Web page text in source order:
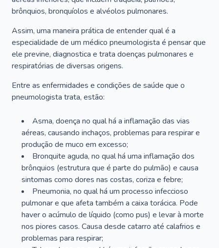
brônquios, bronquíolos e alvéolos pulmonares.
Assim, uma maneira prática de entender qual é a
especialidade de um médico pneumologista é pensar que
ele previne, diagnostica e trata doenças pulmonares e
respiratórias de diversas origens.
Entre as enfermidades e condições de saúde que o
pneumologista trata, estão:
Asma, doença no qual há a inflamação das vias
aéreas, causando inchaços, problemas para respirar e
produção de muco em excesso;
Bronquite aguda, no qual há uma inflamação dos
brônquios (estrutura que é parte do pulmão) e causa
sintomas como dores nas costas, coriza e febre;
Pneumonia, no qual há um processo infeccioso
pulmonar e que afeta também a caixa torácica. Pode
haver o acúmulo de líquido (como pus) e levar à morte
nos piores casos. Causa desde catarro até calafrios e
problemas para respirar;